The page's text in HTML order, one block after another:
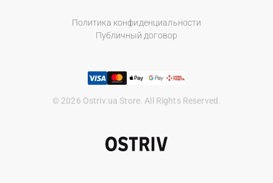
Политика конфиденциальности
Публичный договор
© 2026 Ostriv.ua Store. All Rights Reserved.